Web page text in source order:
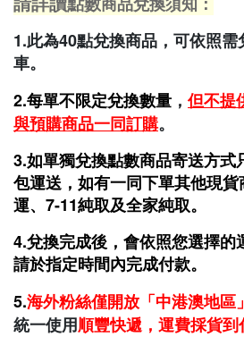
1.此為40點兌換商品，可依照
車。
2.每單不限定兌換數量 ， 但不提
與預購商品一同訂購。
3.如單獨兌換點數商品寄送方式
包運送，如有一同下單其他現
運、7-11純取及全家純取。
4.兌換完成後，會依照您選擇的
請於指定時間內完成付款。
5.海外粉絲僅開放「中港澳地區
統一使用順豐快遞，運費採貨到